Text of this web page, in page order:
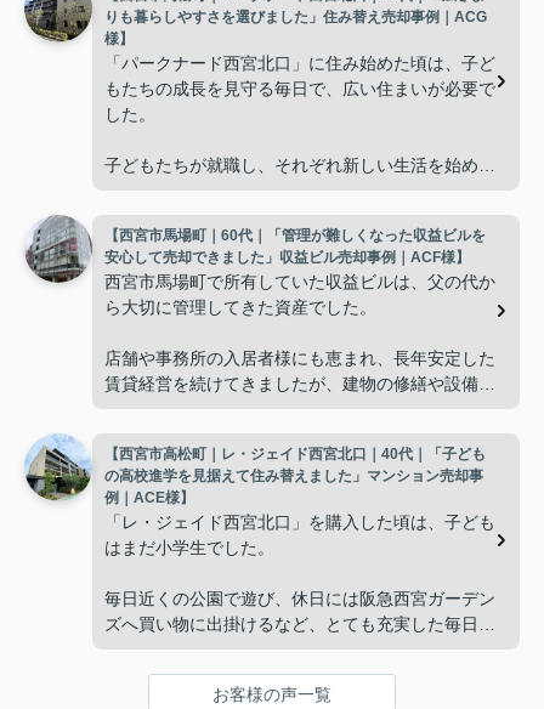
りも暮らしやすさを選びました」住み替え売却事例｜ACG
様】
「パークナード西宮北口」に住み始めた頃は、子ど
もたちの成長を見守る毎日で、広い住まいが必要で
した。
子どもたちが就職し、それぞれ新しい生活を始める
使わない部屋が増え、
「今の私たちには少し広すぎるね。」
掃除や管理の負担も考え、夫婦二人にちょうど良い
インフィニティエステートさんへ相談すると、「パ
ークナード西宮北口」の査定だけでなく、住み替え
先とのスケジュールや資金計画まで丁寧にサポート
してくださいました。
販売活動では、西宮北口駅へのアクセス、阪急西宮
ガーデンズ、医療機関や買い物施設など、将来も安
した。
【西宮市馬場町｜60代｜「管理が難しくなった収益ビルを
安心して売却できました」収益ビル売却事例｜ACF様】
西宮市馬場町で所有していた収益ビルは、父の代か
ら大切に管理してきた資産でした。
店舗や事務所の入居者様にも恵まれ、長年安定した
賃貸経営を続けてきましたが、建物の修繕や設備更
子どもたちはそれぞれ別の仕事に就いており、
「将来、このビルの管理を任せるのは難しいかもし
れない。」
と家族で話し合うようになりました。
インフィニティエステートさんへ相談すると、収益
投資家向けの販売方法をご提案いただきました。
【西宮市高松町｜レ・ジェイド西宮北口｜40代｜「子ども
の高校進学を見据えて住み替えました」マンション売却事
例｜ACE様】
「レ・ジェイド西宮北口」を購入した頃は、子ども
はまだ小学生でした。
毎日近くの公園で遊び、休日には阪急西宮ガーデン
ズへ買い物に出掛けるなど、とても充実した毎日を
年月が経ち、子どもが高校進学を意識する年齢にな
お客様の声一覧